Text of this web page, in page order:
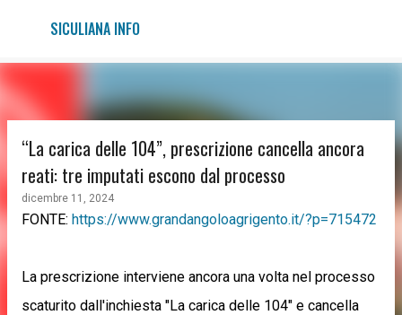
Passa ai contenuti principali
SICULIANA INFO
“La carica delle 104”, prescrizione cancella ancora
reati: tre imputati escono dal processo
dicembre 11, 2024
FONTE: https://www.grandangoloagrigento.it/?p=715472
La prescrizione interviene ancora una volta nel processo
scaturito dall'inchiesta "La carica delle 104" e cancella